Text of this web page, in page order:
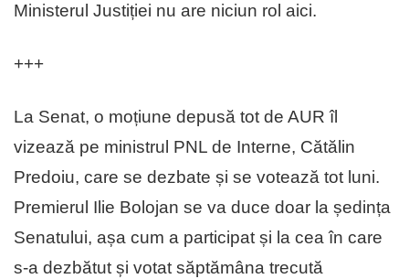
Ministerul Justiției nu are niciun rol aici.
+++
La Senat, o moțiune depusă tot de AUR îl
vizează pe ministrul PNL de Interne, Cătălin
Predoiu, care se dezbate și se votează tot luni.
Premierul Ilie Bolojan se va duce doar la ședința
Senatului, așa cum a participat și la cea în care
s-a dezbătut și votat săptămâna trecută